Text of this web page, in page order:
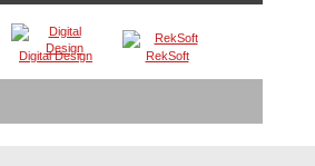
Digital Design RekSoft